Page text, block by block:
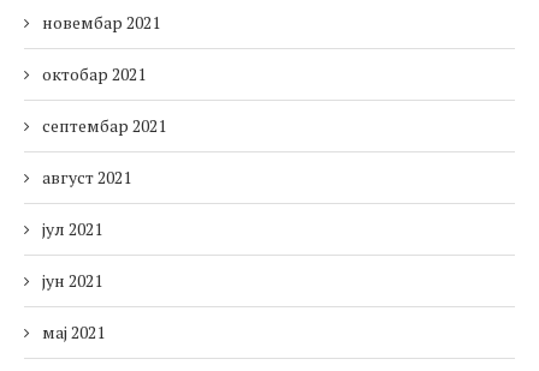
новембар 2021
октобар 2021
септембар 2021
август 2021
јул 2021
јун 2021
мај 2021